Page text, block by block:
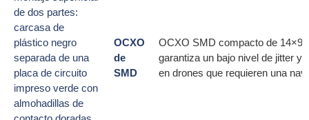
OCXO
de
SMD
OCXO SMD compacto de 14×9
garantiza un bajo nivel de jitter y
en drones que requieren una